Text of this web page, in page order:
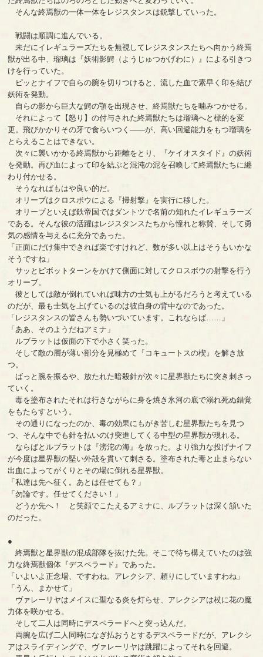
そんな終焉獣の一体一体をレジスタンスは銃撃していった。
戦闘は順調に進んでいる。
未だにイレギュラーズたちを無視してレジスタンスたちへ向かう終焉
獣が出る中、瑠璃は『妖術影鰐（ようじゅつかげわに）』による引きつ
けを行っていた。
ピッとナイフで自らの腕を切りつけると、流した血で素早く印を結び
妖術を発動。
自らの影から巨大な鰐の顎を出現させ、終焉獣たちを噛みつかせる。
それによって【怒り】の付与された終焉獣たちは瑠璃へと標的を変
更。飛びかかりその牙で食らいつく――が、高い回避能力をもつ瑠璃を
とらえることはできない。
次々に襲いかかる終焉獣から距離をとり、『ケイオスタイド』の妖術
を発動。再び血によって印を結ぶと混沌の泥を召喚して終焉獣たちに纏
わり付かせる。
そうなればもはや良い的だ。
オリーブはクロスボウによる『掃射撃』を実行に移した。
オリーブといえば鉄帝国ではダントツで名前の知れたイレギュラーズ
である。そんな彼の活躍はレジスタンスたちから憧れと称賛、そして勇
気の感情を与えるに充分であった。
「正面にだけ集中できれば楽ですけれど、数が多い以上はそうもいかな
そうですね」
サッとピボットターンをかけて側面に対してクロスボウの射撃を行う
オリーブ。
彼としては敵が倒れていれば味方の士気も上がるだろうと考えている
のだが、最も士気を上げているのは彼自身の背中なのであった。
「レジスタンスの皆さんも勢いづいています。これならば……」
「ああ、そのようだねアミナ」
ルブラットは仮面の下で小さく笑った。
そして敵の層が薄い部分を見極めて『コキュートスの楔』を解き放
つ。
ばっと腕を振るや、放たれた暗殺針が次々に星界獣たちに突き刺さっ
ていく。
毒を塗布されたそれは行きながらに身を焼き氷河の底で溺れ死ぬ錯覚
をもたらすという。
その通りになったのか、毒の効果にもがき苦しむ星界獣たちを見つ
つ、そんな中でも針を払いのけ突進してくる中型の星界獣が現れる。
ならばとルブラットは『滂沱の海』を放った。より強力な投げナイフ
が今度は星界獣の堅い外殻を貫いて刺さる。塗布された毒と止まらない
出血によってがくりとその場に倒れる星界獣。
「私達は先へ征く。あとは任せても？」
「勿論です。任せてください！」
どうか先へ！ と笑顔でこたえるアミナに、ルブラットは深く頷いた
のだった。
●
終焉獣と星界獣の混成部隊を抜けた先。そこで待ち構えていたのは強
力な終焉獣個体『デスペラード』であった。
「いよいよ正念場、ですわね。アレクシア、頼りにしていますわね」
「うん、まかせて」
ヴァレーリヤはメイスに聖なる炎を灯らせ、アレクシアは杖に花の魔
力体を咲かせる。
そして二人は同時にデスペラードへと突っ込んだ。
両腕を広げ二人同時になぎ払おうとするデスペラードだが、アレクシ
アはスライディングで、ヴァレーリヤは跳躍によってそれを回避。